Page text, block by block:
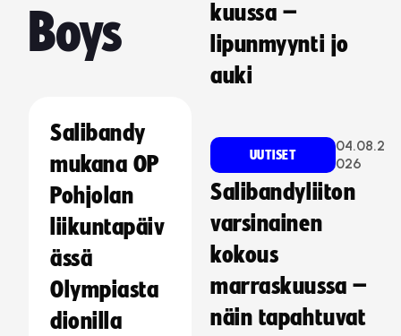
Boys
Salibandy
mukana OP
Pohjolan
liikuntapäiv
ässä
Olympiasta
dionilla
kuussa –
lipunmyynti jo
auki
UUTISET
04.08.2
026
Salibandyliiton
varsinainen
kokous
marraskuussa –
näin tapahtuvat